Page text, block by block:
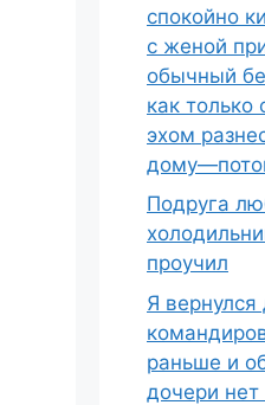
спокойно
с женой
обычный
как только
эхом
Подруга
проучил
Я
раньше и
дочери